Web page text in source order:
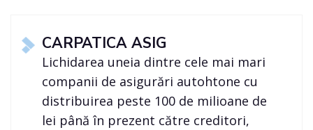
CARPATICA ASIG
Lichidarea uneia dintre cele mai mari
companii de asigurări autohtone cu
distribuirea peste 100 de milioane de
lei până în prezent către creditori,